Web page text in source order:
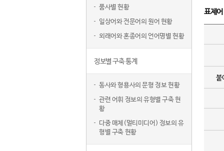
품사별 현황
일상어와 전문어의 원어 현황
외래어와 혼종어의 언어명별 현황
정보별 구축 통계
동사와 형용사의 문형 정보 현황
관련 어휘 정보의 유형별 구축 현
황
다중 매체(멀티미디어) 정보의 유
형별 구축 현황
표제
붙